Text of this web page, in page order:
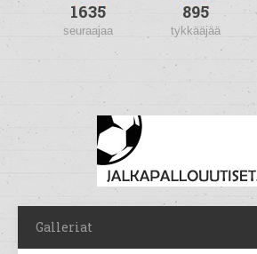
1635
seuraajaa
895
tykkääjää
Galleriat